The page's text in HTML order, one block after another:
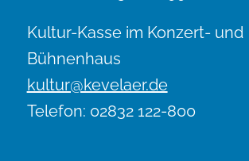
Kultur-Kasse im Konzert- und
Bühnenhaus
kultur@kevelaer.de
Telefon: 02832 122-800